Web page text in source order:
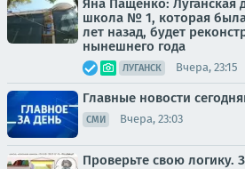
школа № 1, которая
лет назад, будет
нынешнего года
ЛУГАНСК Вчера, 23:15
Главные новости
СМИ Вчера, 23:03
Проверьте свою логику.